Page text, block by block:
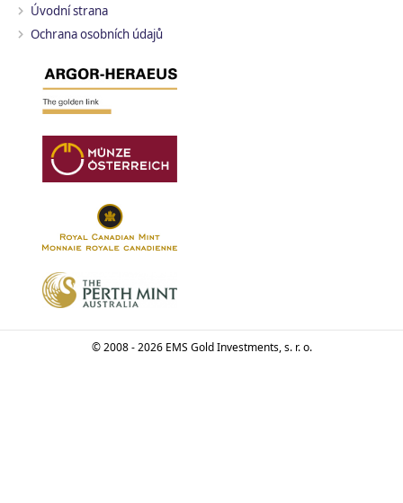
Úvodní strana
Ochrana osobních údajů
© 2008 - 2026 EMS Gold Investments, s. r. o.